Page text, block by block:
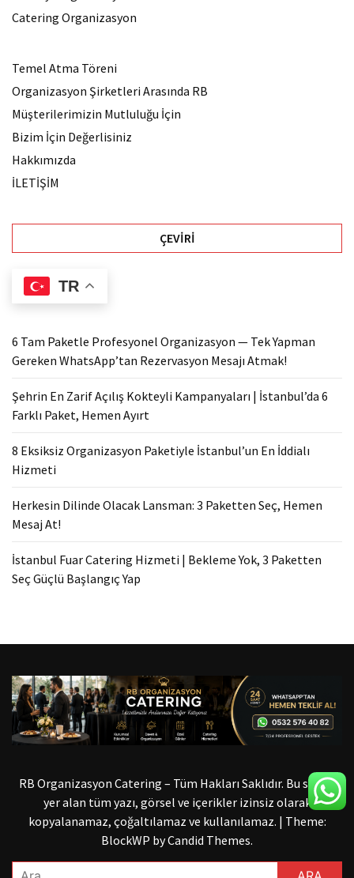
Catering Organizasyon
Temel Atma Töreni
Organizasyon Şirketleri Arasında RB
Müşterilerimizin Mutluluğu İçin
Bizim İçin Değerlisiniz
Hakkımızda
İLETİŞİM
ÇEVIRI
TR
6 Tam Paketle Profesyonel Organizasyon — Tek Yapman
Gereken WhatsApp’tan Rezervasyon Mesajı Atmak!
Şehrin En Zarif Açılış Kokteyli Kampanyaları | İstanbul’da 6
Farklı Paket, Hemen Ayırt
8 Eksiksiz Organizasyon Paketiyle İstanbul’un En İddialı
Hizmeti
Herkesin Dilinde Olacak Lansman: 3 Paketten Seç, Hemen
Mesaj At!
İstanbul Fuar Catering Hizmeti | Bekleme Yok, 3 Paketten
Seç Güçlü Başlangıç Yap
RB Organizasyon Catering – Tüm Hakları Saklıdır. Bu sitede
yer alan tüm yazı, görsel ve içerikler izinsiz olarak
kopyalanamaz, çoğaltılamaz ve kullanılamaz. | Theme:
BlockWP byCandid Themes.
Arama: